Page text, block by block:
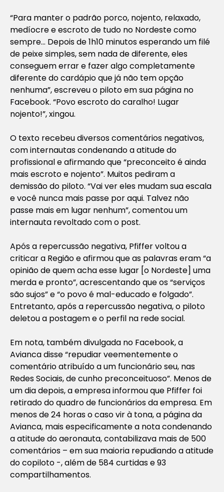
“Para manter o padrão porco, nojento, relaxado,
medíocre e escroto de tudo no Nordeste como
sempre… Depois de 1h10 minutos esperando um filé
de peixe simples, sem nada de diferente, eles
conseguem errar e fazer algo completamente
diferente do cardápio que já não tem opção
nenhuma”, escreveu o piloto em sua página no
Facebook. “Povo escroto do caralho! Lugar
nojento!”, xingou.
O texto recebeu diversos comentários negativos,
com internautas condenando a atitude do
profissional e afirmando que “preconceito é ainda
mais escroto e nojento”. Muitos pediram a
demissão do piloto. “Vai ver eles mudam sua escala
e você nunca mais passe por aqui. Talvez não
passe mais em lugar nenhum”, comentou um
internauta revoltado com o post.
Após a repercussão negativa, Pfiffer voltou a
criticar a Região e afirmou que as palavras eram “a
opinião de quem acha esse lugar [o Nordeste] uma
merda e pronto”, acrescentando que os “serviços
são sujos” e “o povo é mal-educado e folgado”.
Entretanto, após a repercussão negativa, o piloto
deletou a postagem e o perfil na rede social.
Em nota, também divulgada no Facebook, a
Avianca disse “repudiar veementemente o
comentário atribuído a um funcionário seu, nas
Redes Sociais, de cunho preconceituoso”. Menos de
um dia depois, a empresa informou que Pfiffer foi
retirado do quadro de funcionários da empresa. Em
menos de 24 horas o caso vir à tona, a página da
Avianca, mais especificamente a nota condenando
a atitude do aeronauta, contabilizava mais de 500
comentários – em sua maioria repudiando a atitude
do copiloto -, além de 584 curtidas e 93
compartilhamentos.